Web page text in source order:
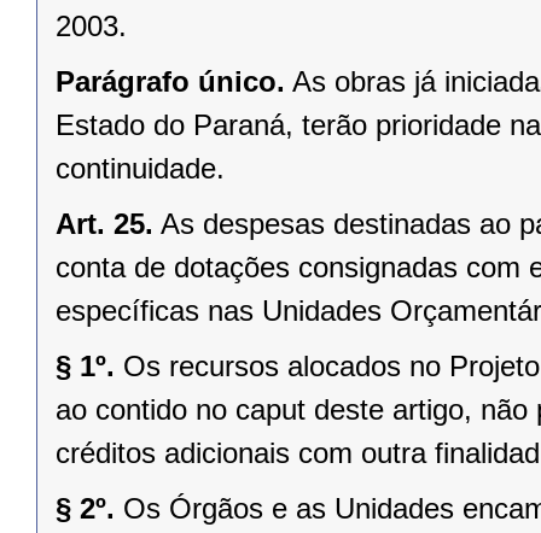
2003.
Parágrafo único. As obras já
Estado do Paraná, terão prioridade
continuidade.
Art. 25. As despesas destinadas ao
conta de dotações consignadas com
específicas nas Unidades
§ 1º. Os recursos alocados no
ao contido no caput deste artigo,
créditos adicionais com outra
§ 2º. Os Órgãos e as Unidades